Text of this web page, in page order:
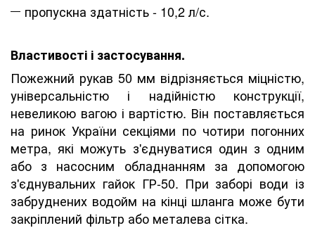
пропускна здатність - 10,2 л/с.
Властивості і застосування.
Пожежний рукав 50 мм відрізняється міцністю,
універсальністю і надійністю конструкції,
невеликою вагою і вартістю. Він поставляється
на ринок України секціями по чотири погонних
метра, які можуть з'єднуватися один з одним
або з насосним обладнанням за допомогою
з'єднувальних гайок ГР-50. При заборі води із
забруднених водойм на кінці шланга може бути
закріплений фільтр або металева сітка.